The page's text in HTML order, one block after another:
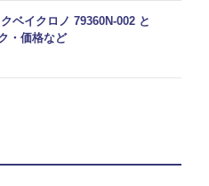
ベイクロノ 79360N-002 と
・価格など